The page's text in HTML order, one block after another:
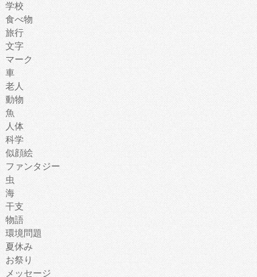
学校
食べ物
旅行
文字
マーク
車
老人
動物
魚
人体
科学
似顔絵
ファンタジー
虫
海
干支
物語
環境問題
夏休み
お祭り
メッセージ